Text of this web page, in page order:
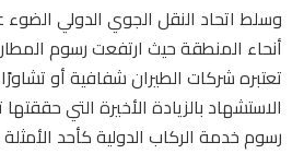
وسلط اتحاد النقل الجوي الدولي
أنحاء المنطقة حيث ارتفعت رسوم
تعتبره شركات الطيران شفافية أو
رسوم خدمة الركاب الدولية كأحد